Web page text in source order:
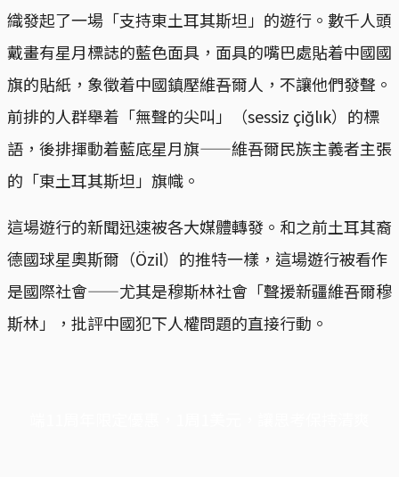
織發起了一場「支持東土耳其斯坦」的遊行。數千人頭
戴畫有星月標誌的藍色面具，面具的嘴巴處貼着中國國
旗的貼紙，象徵着中國鎮壓維吾爾人，不讓他們發聲。
前排的人群舉着「無聲的尖叫」（sessiz çiğlık）的標
語，後排揮動着藍底星月旗——維吾爾民族主義者主張
的「東土耳其斯坦」旗幟。
這場遊行的新聞迅速被各大媒體轉發。和之前土耳其裔
德國球星奧斯爾（Özil）的推特一樣，這場遊行被看作
是國際社會——尤其是穆斯林社會「聲援新疆維吾爾穆
斯林」，批評中國犯下人權問題的直接行動。